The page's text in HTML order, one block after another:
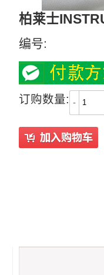
柏莱士
编号:
订购数量: -